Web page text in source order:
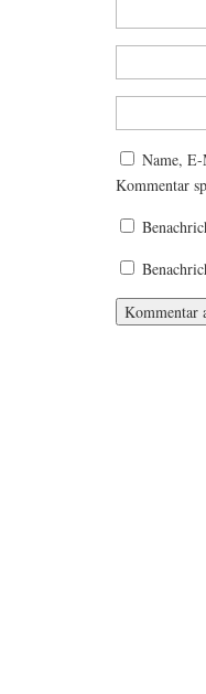
Name, E-
Kommentar